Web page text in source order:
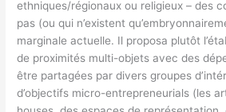
ethniques/régionaux ou religieux – des
pas (ou qui n’existent
marginale actuelle. Il proposa plutôt
de proximités multi-objets avec des
être partagées par divers groupes
d’objectifs micro-entrepreneurials (les